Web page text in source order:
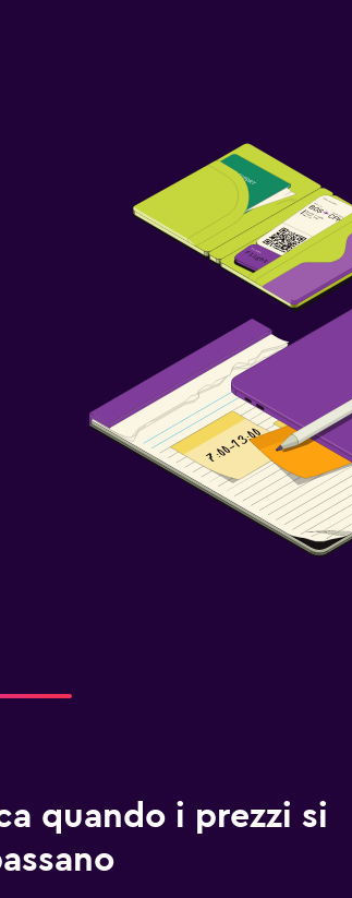
quando i prezzi si